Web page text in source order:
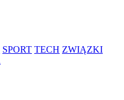
SPORT TECH ZWIĄZKI